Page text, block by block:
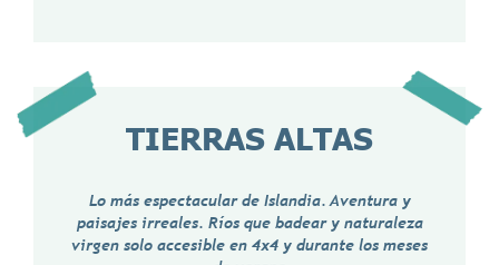
TIERRAS ALTAS
Lo más espectacular de Islandia. Aventura y
paisajes irreales. Ríos que badear y naturaleza
virgen solo accesible en 4x4 y durante los meses